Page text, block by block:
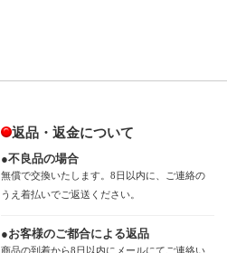
返品・返金について
●不良品の場合
無償で交換いたします。8日以内に、ご連絡の
うえ着払いでご返送ください。
●お客様のご都合による返品
商品の到着から8日以内にメールにてご連絡い